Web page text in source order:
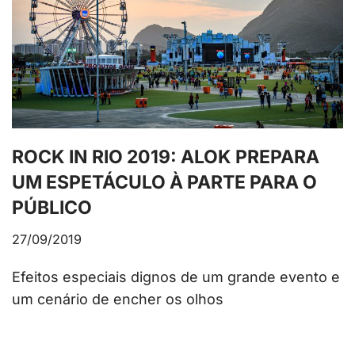
ROCK IN RIO 2019: ALOK PREPARA
UM ESPETÁCULO À PARTE PARA O
PÚBLICO
27/09/2019
Efeitos especiais dignos de um grande evento e
um cenário de encher os olhos